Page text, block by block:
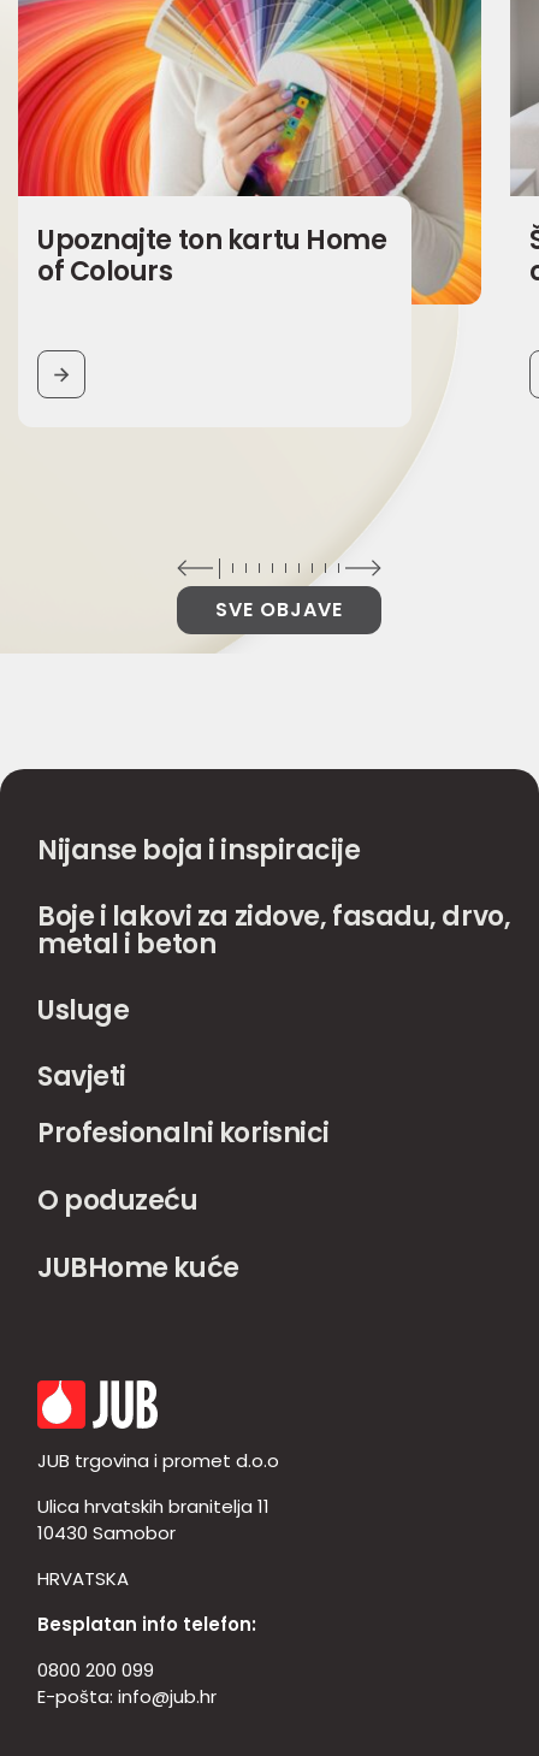
Upoznajte ton kartu Home
of Colours
BUTTON
SVE OBJAVE
Nijanse boja i inspiracije
Boje i lakovi za zidove, fasadu, drvo,
metal i beton
Usluge
Savjeti
Profesionalni korisnici
O poduzeću
JUBHome kuće
JUB trgovina i promet d.o.o
Ulica hrvatskih branitelja 11
10430 Samobor
HRVATSKA
Besplatan info telefon:
0800 200 099
E-pošta: info@jub.hr